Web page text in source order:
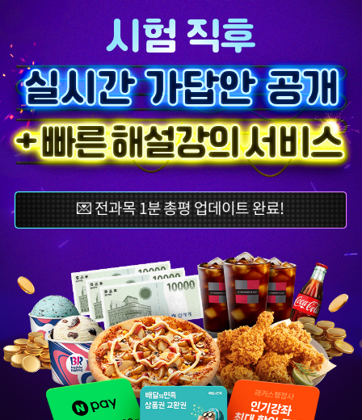
💌 전과목 1분 총평 업데이트 완료!
🎈전과목 최종정답 업데이트 완료!
💌 전과목 1분 총평 업데이트 완료!
🎈전과목 최종정답 업데이트 완료!